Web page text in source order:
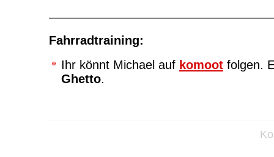
Fahrradtraining:
Ihr könnt Michael auf komoot folgen.
Ghetto.